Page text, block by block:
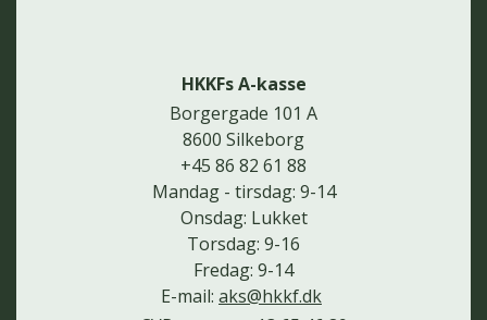
HKKFs A-kasse
Borgergade 101 A
8600 Silkeborg
+45 86 82 61 88
Mandag - tirsdag: 9-14
Onsdag: Lukket
Torsdag: 9-16
Fredag: 9-14
E-mail: aks@hkkf.dk